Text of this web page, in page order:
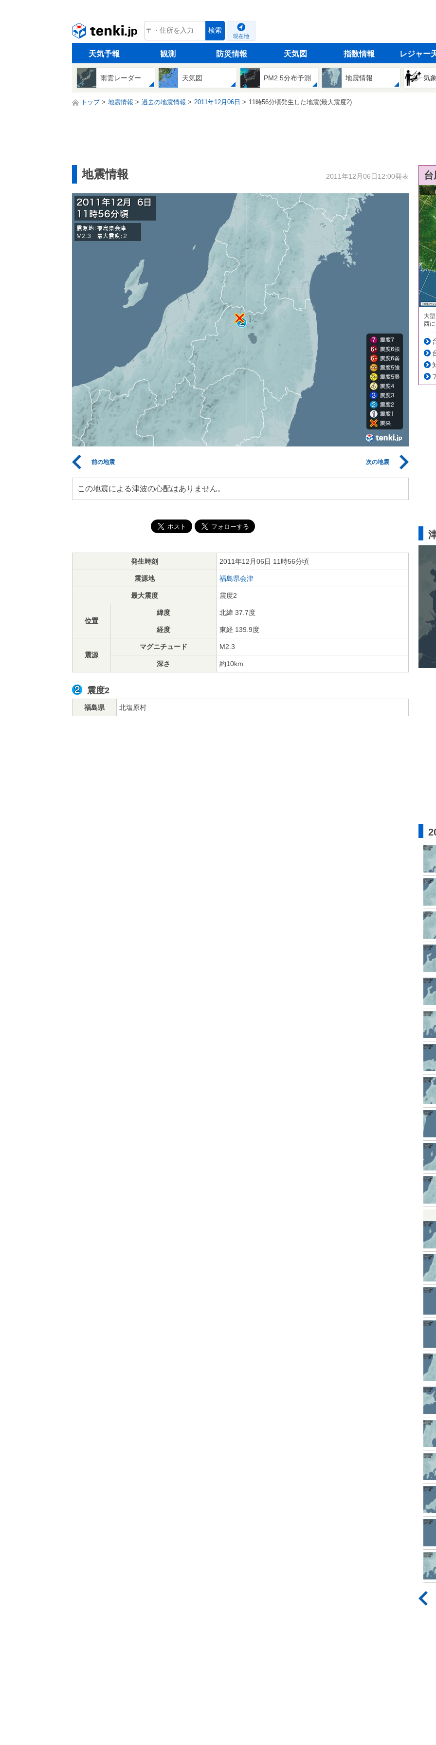
tenki.jp 検索
現在地
天気予報 観測 防災情報 天気図 指数情報 レジャー
雨雲レーダー 天気図 PM2.5分布予測 地震情報 気
トップ 地震情報 過去の地震情報 2011年12月06日 11時56分頃発生した地震(最大震度2)
地震情報 2011年12月06日12:00発表
前の地震 次の地震
この地震による津波の心配はありません。
発生時刻 2011年12月06日 11時56分頃
震源地 福島県会津
最大震度 震度2
位置
緯度 北緯 37.7度
経度 東経 139.9度
震源
マグニチュード M2.3
深さ 約10km
震度2
福島県 北塩原村
大
西